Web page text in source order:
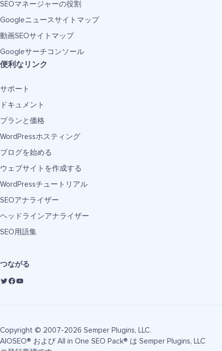
SEOマネージャーの役割
Googleニュースサイトマップ
動画SEOサイトマップ
Googleサーチコンソール
便利なリンク
サポート
ドキュメント
プランと価格
WordPressホスティング
ブログを始める
ウェブサイトを作成する
WordPressチュートリアル
SEOアナライザー
ヘッドラインアナライザー
SEO用語集
つながる
Copyright © 2007-2026 Semper Plugins, LLC.
AIOSEO® および All in One SEO Pack® は Semper Plugins, LLC